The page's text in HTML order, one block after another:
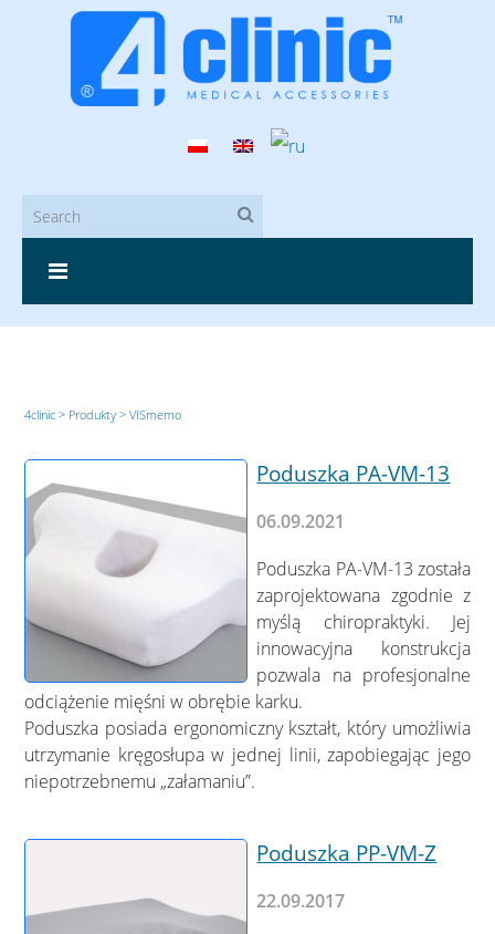
4clinic > Produkty >VISmemo
Poduszka PA-VM-13
06.09.2021
Poduszka PA-VM-13 została
zaprojektowana zgodnie z
myślą chiropraktyki. Jej
innowacyjna konstrukcja
pozwala na profesjonalne
odciążenie mięśni w obrębie karku.
Poduszka posiada ergonomiczny kształt, który umożliwia
utrzymanie kręgosłupa w jednej linii, zapobiegając jego
niepotrzebnemu „załamaniu”.
Poduszka PP-VM-Z
22.09.2017